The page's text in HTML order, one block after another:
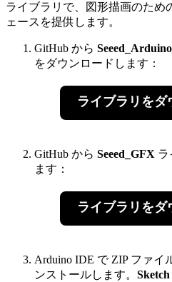
ライブラリで、図形描画のため
ェースを提供します。
GitHub から
をダウンロードします：
ライブラリをダ
GitHub から Seeed_GFX ラ
ます：
ライブラリをダ
Arduino IDE で ZIP ファイ
ンストールします。